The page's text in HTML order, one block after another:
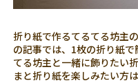
折り紙で作るてるてる坊主
の記事では、1枚の折り紙
てる坊主と一緒に飾りたい
まと折り紙を楽しみたい方